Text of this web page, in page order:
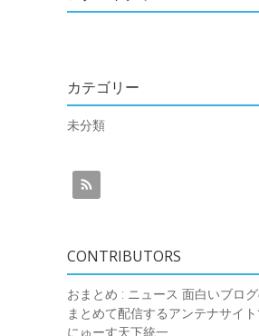
カテゴリー
未分類
CONTRIBUTORS
おまとめ : ニュース 面白いブロ
まとめて配信するアンテナサイト
にゅーす天下統一